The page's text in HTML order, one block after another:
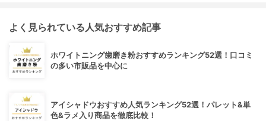
よく見られている人気おすすめ記事
ホワイトニング歯磨き粉おすすめランキング52選！口コミ
の多い市販品を中心に
アイシャドウおすすめ人気ランキング52選！パレット&単
色&ラメ入り商品を徹底比較！